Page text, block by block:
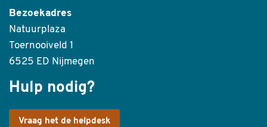
Bezoekadres
Natuurplaza
Toernooiveld 1
6525 ED Nijmegen
Hulp nodig?
Vraag het de helpdesk